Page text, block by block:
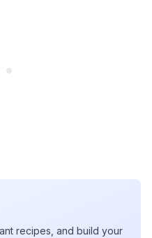
recipes, and build your